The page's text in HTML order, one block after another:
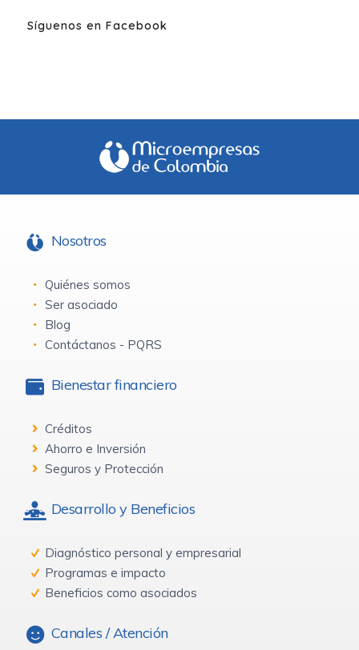
Síguenos en Facebook
Nosotros
Quiénes somos
Ser asociado
Blog
Contáctanos - PQRS
Bienestar financiero
Créditos
Ahorro e Inversión
Seguros y Protección
Desarrollo y Beneficios
Diagnóstico personal y empresarial
Programas e impacto
Beneficios como asociados
Canales / Atención